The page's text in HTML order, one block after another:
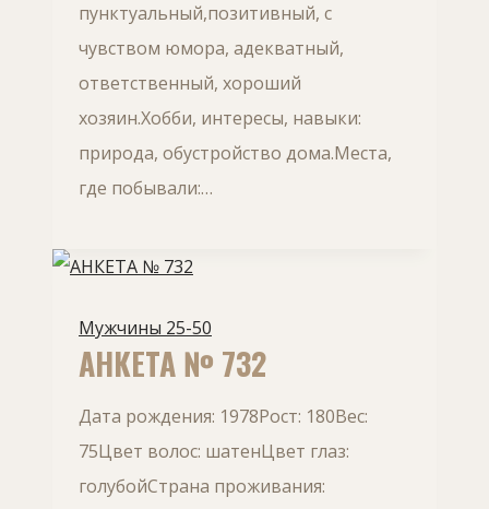
пунктуальный,позитивный, с
чувством юмора, адекватный,
ответственный, хороший
хозяин.Хобби, интересы, навыки:
природа, обустройство дома.Места,
где побывали:…
Мужчины 25-50
АНКЕТА № 732
Дата рождения: 1978Рост: 180Вес:
75Цвет волос: шатенЦвет глаз:
голубойСтрана проживания: